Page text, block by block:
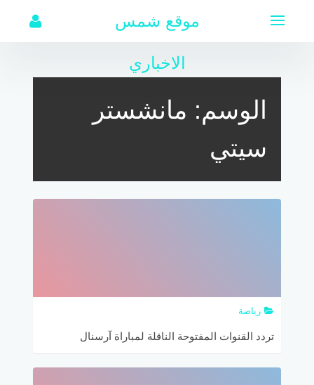
موقع شمس
الاخباري
الوسم: مانشستر
سيتي
رياضة
تردد القنوات المفتوحة الناقلة لمباراة آرسنال